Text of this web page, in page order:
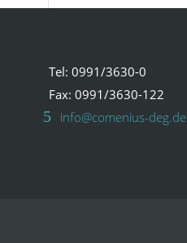
Tel: 0991/3630-0
Fax: 0991/3630-122
info@comenius-deg.de